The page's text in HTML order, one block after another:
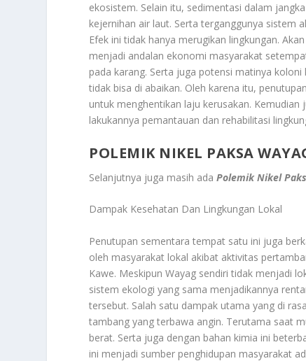
ekosistem. Selain itu, sedimentasi dalam
kejernihan air laut. Serta terganggunya sistem
Efek ini tidak hanya merugikan lingkungan.
menjadi andalan ekonomi masyarakat
pada karang. Serta juga potensi matinya
tidak bisa di abaikan. Oleh karena itu,
untuk menghentikan laju kerusakan.
lakukannya pemantauan dan rehabilitasi
POLEMIK NIKEL PAKSA
Selanjutnya juga masih adaPolemik Nikel
Dampak Kesehatan Dan Lingkungan Lokal
Penutupan sementara tempat satu ini juga
oleh masyarakat lokal akibat aktivitas
Kawe. Meskipun Wayag sendiri tidak menjadi
sistem ekologi yang sama menjadikannya
tersebut. Salah satu dampak utama yang di
tambang yang terbawa angin. Terutama saat
berat. Serta juga dengan bahan kimia ini
ini menjadi sumber penghidupan masyarakat